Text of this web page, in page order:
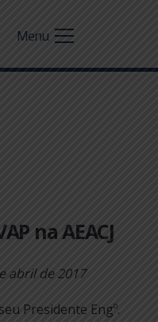
Menu
na AEACJ
abril de 2017
Presidente Engº.